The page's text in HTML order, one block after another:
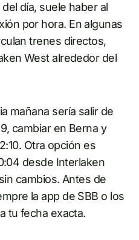
día, suele haber al
por hora. En algunas
trenes directos,
West alrededor del
mañana sería salir de
cambiar en Berna y
Otra opción es
desde Interlaken
cambios. Antes de
la app de SBB o los
tu fecha exacta.